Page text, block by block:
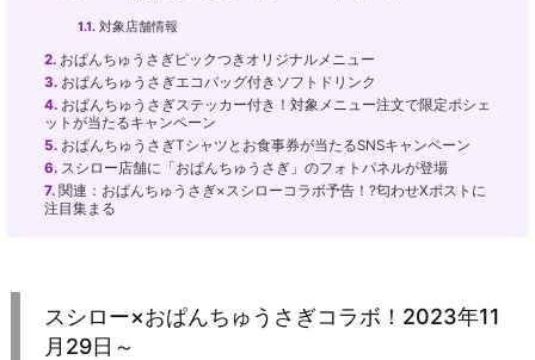
1.1. 対象店舗情報
2. おぱんちゅうさぎピックつきオリジナルメニュー
3. おぱんちゅうさぎエコバッグ付きソフトドリンク
4. おぱんちゅうさぎステッカー付き！対象メニュー注文で限定ポシェ
ットが当たるキャンペーン
5. おぱんちゅうさぎTシャツとお食事券が当たるSNSキャンペーン
6. スシロー店舗に「おぱんちゅうさぎ」のフォトパネルが登場
7. 関連：おぱんちゅうさぎ×スシローコラボ予告！?匂わせXポストに
注目集まる
スシロー×おぱんちゅうさぎコラボ！2023年11
月29日～